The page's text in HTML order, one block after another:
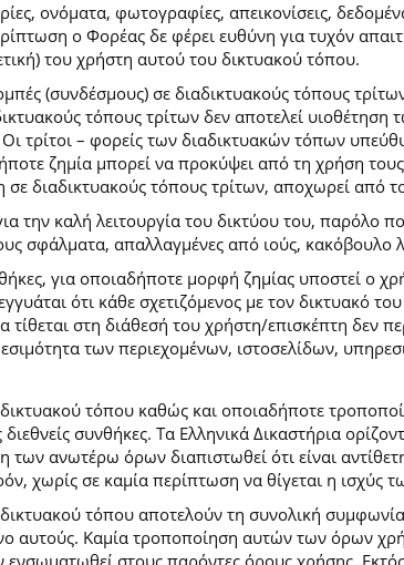
ονόματα, φωτογραφίες, απεικονίσεις,
ο Φορέας δε φέρει ευθύνη για τυχόν
του χρήστη αυτού του δικτυακού τόπου.
(συνδέσμους) σε διαδικτυακούς τόπους
τόπους τρίτων δεν αποτελεί
τρίτοι – φορείς των διαδικτυακών τόπων
ζημία μπορεί να προκύψει από τη χρήση
σε διαδικτυακούς τόπους τρίτων, αποχωρεί από
καλή λειτουργία του δικτύου του, παρόλο
σφάλματα, απαλλαγμένες από ιούς, κακόβουλο
για οποιαδήποτε μορφή ζημίας υποστεί ο
ότι κάθε σχετιζόμενος με τον δικτυακό
στη διάθεσή του χρήστη/επισκέπτη δεν
των περιεχομένων, ιστοσελίδων,
τόπου καθώς και οποιαδήποτε
διεθνείς συνθήκες. Τα Ελληνικά Δικαστήρια
ανωτέρω όρων διαπιστωθεί ότι είναι
χωρίς σε καμία περίπτωση να θίγεται η ισχύς
τόπου αποτελούν τη συνολική
αυτούς. Καμία τροποποίηση αυτών των όρων